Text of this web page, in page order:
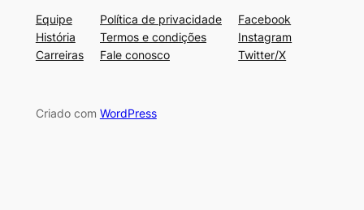
Equipe
História
Carreiras
Política de privacidade
Termos e condições
Fale conosco
Facebook
Instagram
Twitter/X
Criado com WordPress